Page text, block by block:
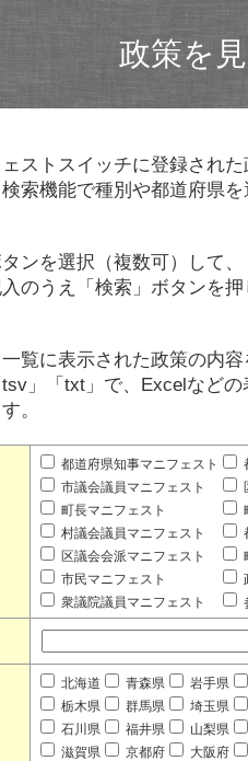
政策を
ストスイッチに登録された
索機能で種別や都道府県を
ンを選択（複数可）して
のうえ「検索」ボタンを押
覧に表示された政策の内容
」「txt」で、Excelなど
。
都道府県知事マニフェスト
市議会議員マニフェスト
町長マニフェスト
村議会議員マニフェスト
区議会会派マニフェスト
市民マニフェスト
衆議院議員マニフェスト
北海道 青森県 岩手県
栃木県
群馬県 埼玉県
石川県
福井県 山梨県
滋賀県
京都府 大阪府